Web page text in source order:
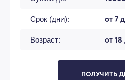
Срок (дни): от 7
Возраст: от
ПОЛУЧИТЬ